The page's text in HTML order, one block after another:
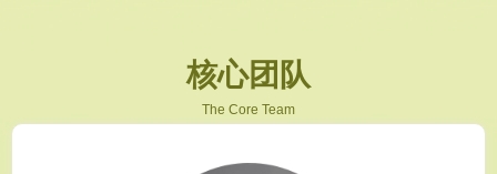
核心团队
The Core Team